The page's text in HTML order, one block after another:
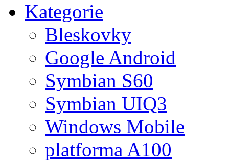
Kategorie
Bleskovky
Google Android
Symbian S60
Symbian UIQ3
Windows Mobile
platforma A100